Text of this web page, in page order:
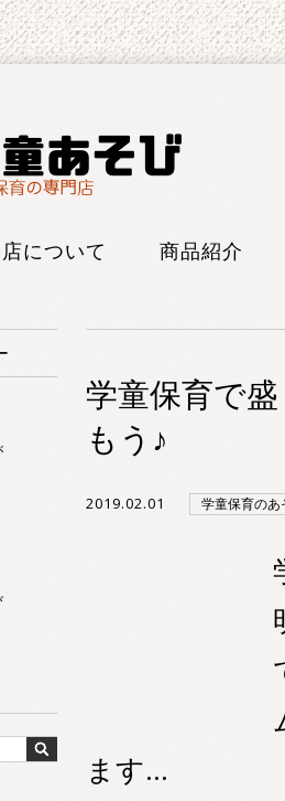
について
FAQ
商品紹介
ボードゲー
学童保育で
もう♪
2019.02.01 学童保育のあ
ます...